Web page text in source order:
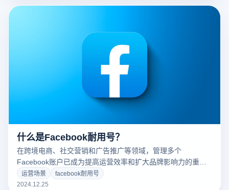
什么是Facebook耐用号？
在跨境电商、社交营销和广告推广等领域，管理多个
Facebook账户已成为提高运营效率和扩大品牌影响力的重要
策略。然而，Facebook的严格规则和反作弊机制使得多个账
户的管理变得复杂和高风险。如果多个账户之间存在关联或操
运营场景
facebook耐用号
2024.12.25